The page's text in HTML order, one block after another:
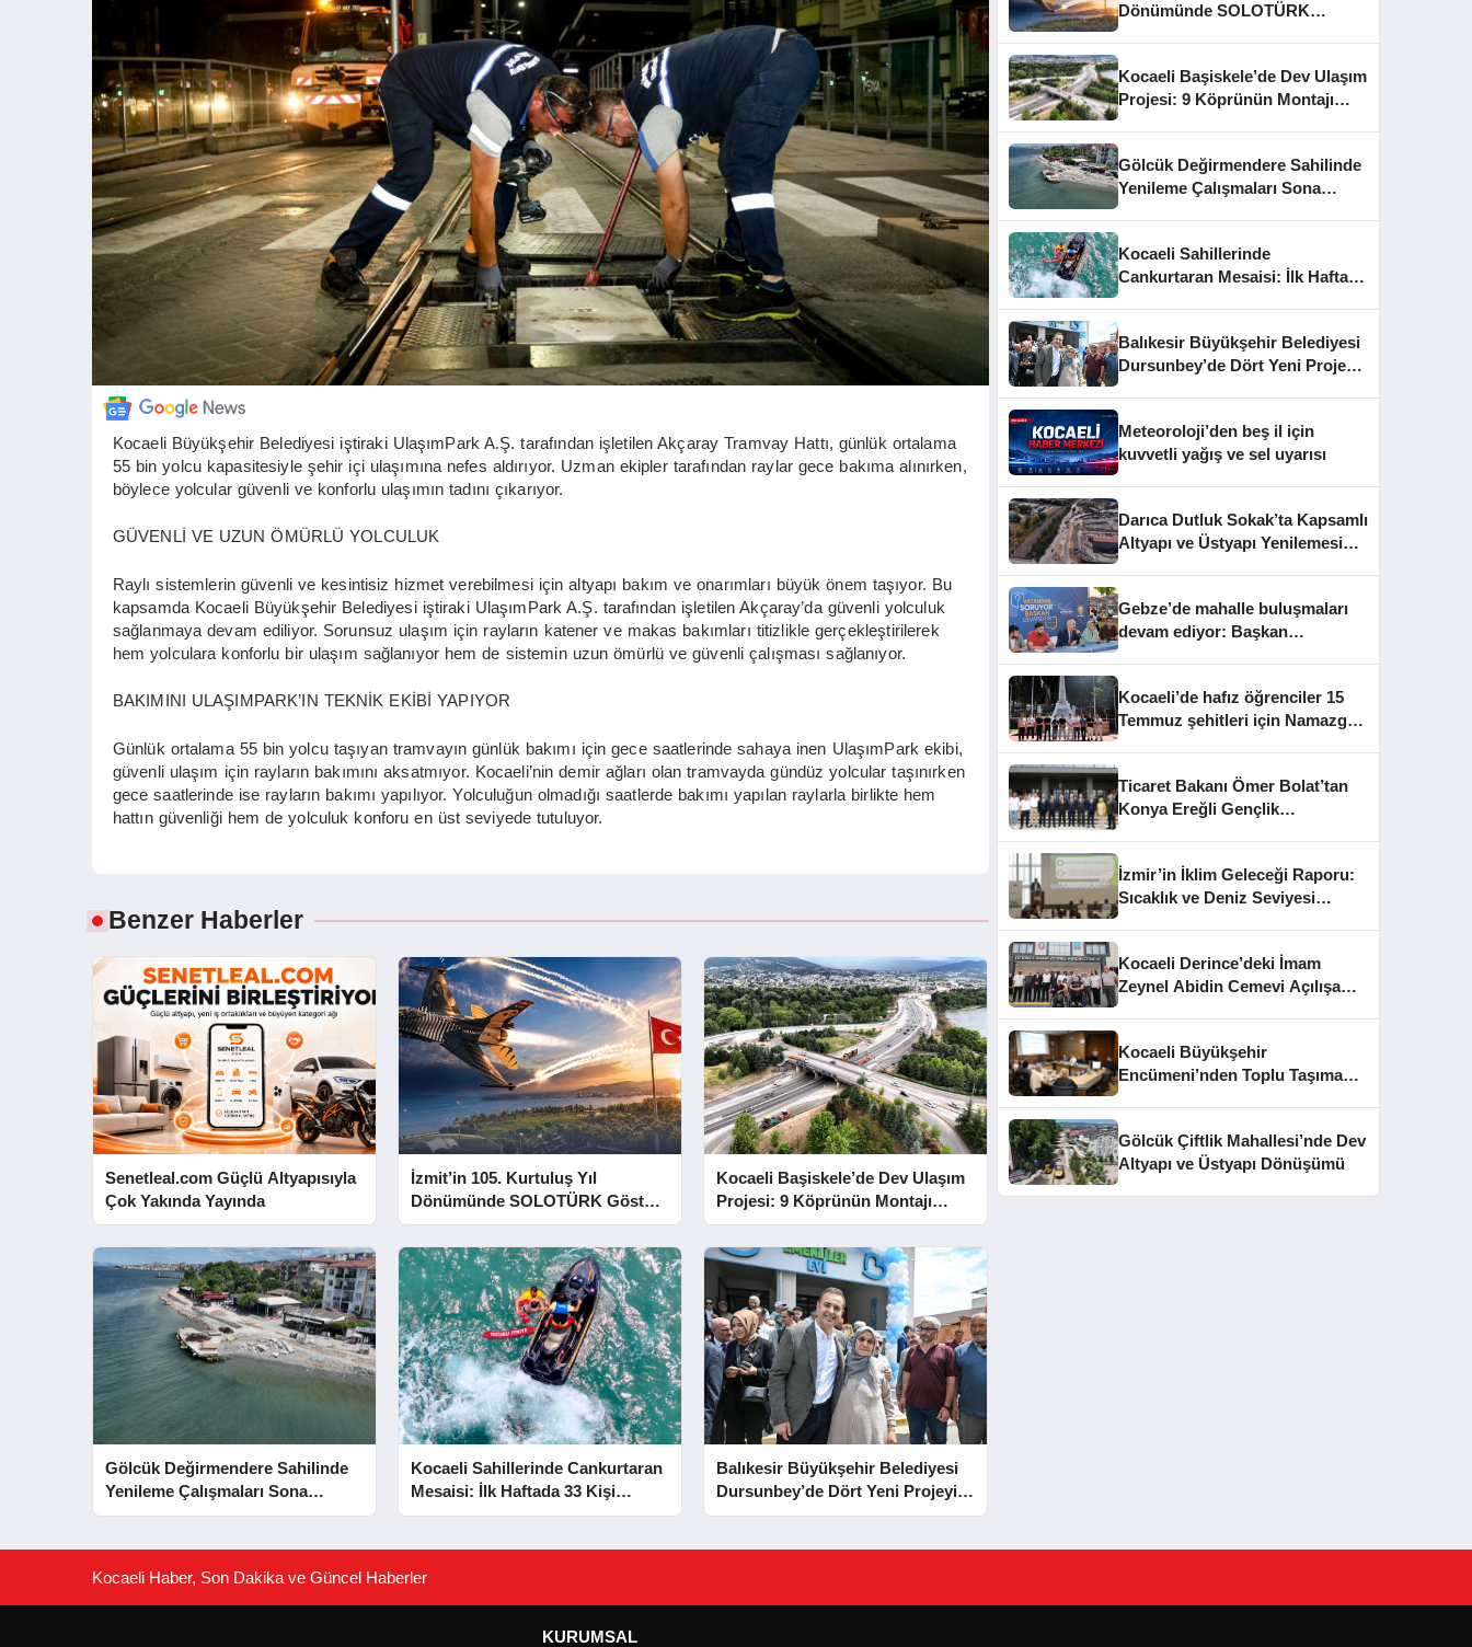
Kocaeli Büyükşehir Belediyesi iştiraki UlaşımPark A.Ş. tarafından işletilen Akçaray Tramvay Hattı, günlük ortalama
55 bin yolcu kapasitesiyle şehir içi ulaşımına nefes aldırıyor. Uzman ekipler tarafından raylar gece bakıma alınırken,
böylece yolcular güvenli ve konforlu ulaşımın tadını çıkarıyor.
GÜVENLİ VE UZUN ÖMÜRLÜ YOLCULUK
Raylı sistemlerin güvenli ve kesintisiz hizmet verebilmesi için altyapı bakım ve onarımları büyük önem taşıyor. Bu
kapsamda Kocaeli Büyükşehir Belediyesi iştiraki UlaşımPark A.Ş. tarafından işletilen Akçaray’da güvenli yolculuk
sağlanmaya devam ediliyor. Sorunsuz ulaşım için rayların katener ve makas bakımları titizlikle gerçekleştirilerek
hem yolculara konforlu bir ulaşım sağlanıyor hem de sistemin uzun ömürlü ve güvenli çalışması sağlanıyor.
BAKIMINI ULAŞIMPARK’IN TEKNİK EKİBİ YAPIYOR
Günlük ortalama 55 bin yolcu taşıyan tramvayın günlük bakımı için gece saatlerinde sahaya inen UlaşımPark ekibi,
güvenli ulaşım için rayların bakımını aksatmıyor. Kocaeli’nin demir ağları olan tramvayda gündüz yolcular taşınırken
gece saatlerinde ise rayların bakımı yapılıyor. Yolculuğun olmadığı saatlerde bakımı yapılan raylarla birlikte hem
hattın güvenliği hem de yolculuk konforu en üst seviyede tutuluyor.
Benzer Haberler
Senetleal.com Güçlü Altyapısıyla
Çok Yakında Yayında
İzmit’in 105. Kurtuluş Yıl
Dönümünde SOLOTÜRK Gösteri
Yapacak
Kocaeli Başiskele’de Dev Ulaşım
Projesi: 9 Köprünün Montajı
Tamamlandı
Gölcük Değirmendere Sahilinde
Yenileme Çalışmaları Sona
Yaklaştı
Kocaeli Sahillerinde Cankurtaran
Mesaisi: İlk Haftada 33 Kişi
Kurtarıldı
Balıkesir Büyükşehir Belediyesi
Dursunbey’de Dört Yeni Projeyi
Hizmete Açtı
Dönümünde SOLOTÜRK
Kocaeli Başiskele’de Dev Ulaşım
Projesi: 9 Köprünün Montajı
Gölcük Değirmendere Sahilinde
Yenileme Çalışmaları Sona
Kocaeli Sahillerinde
Cankurtaran Mesaisi: İlk Haftada
Balıkesir Büyükşehir Belediyesi
Dursunbey’de Dört Yeni Projeyi
Meteoroloji’den beş il için
kuvvetli yağış ve sel uyarısı
Darıca Dutluk Sokak’ta Kapsamlı
Altyapı ve Üstyapı Yenilemesi
Gebze’de mahalle buluşmaları
devam ediyor: Başkan
Kocaeli’de hafız öğrenciler 15
Temmuz şehitleri için Namazgâh
Ticaret Bakanı Ömer Bolat’tan
Konya Ereğli Gençlik
İzmir’in İklim Geleceği Raporu:
Sıcaklık ve Deniz Seviyesi
Kocaeli Derince’deki İmam
Zeynel Abidin Cemevi Açılışa
Kocaeli Büyükşehir
Encümeni’nden Toplu Taşıma
Gölcük Çiftlik Mahallesi’nde Dev
Altyapı ve Üstyapı Dönüşümü
Kocaeli Haber, Son Dakika ve Güncel Haberler
KURUMSAL